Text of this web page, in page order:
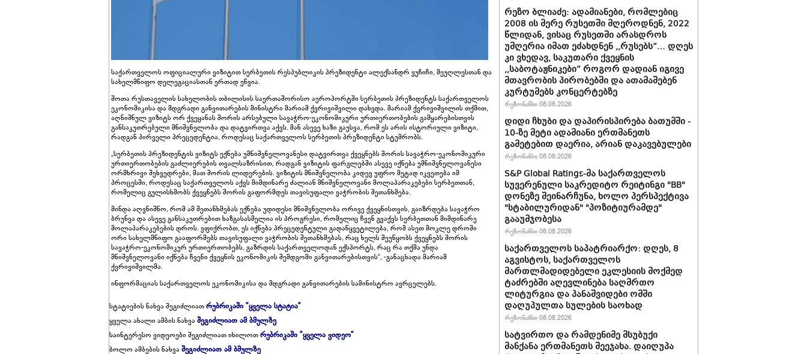
საქართველოს ოფიციალური ვიზიტით სერბეთის რესპუბლიკის პრეზიდენტი ალექსანდრ ვუჩიჩი, მეუღლესთან და
სახელმწიფო დელეგაციასთან ერთად ეწვია.
შოთა რუსთაველის სახელობის თბილისის საერთაშორისო აეროპორტში სერბეთის პრეზიდენტს საქართველოს
ეკონომიკისა და მდგრადი განვითარების მინისტრი მარიამ ქვრივიშვილი დახვდა. მარიამ ქვრივიშვილის თქმით,
აღნიშნულ ვიზიტს ორ ქვეყანას შორის არსებული სავაჭრო-ეკონომიკური ურთიერთობების გამყარებისთვის
განსაკუთრებული მნიშვნელობა და დატვირთვა აქვს. მან ასევე ხაზი გაუსვა, რომ ეს არის ისტორიული ვიზიტი,
რადგან პირველი პრეცედენტია, როდესაც საქართველოს სერბეთის პრეზიდენტი სტუმრობს.
„სერბეთის პრეზიდენტის ვიზიტს ექნება უმნიშვნელოვანესი დატვირთვა ქვეყნებს შორის სავაჭრო-ეკონომიკური
ურთიერთობების გაძლიერების თვალსაზრისით, რადგან ვიზიტის ფარგლებში ასევე იქნება უმნიშვნელოვანესი
ორმხრივი შეხვედრები, მათ შორის ლიდერების. ვიზიტის მნიშვნელობა კიდევ უფრო მეტად იკვეთება იმ
პროცესში, როდესაც საქართველოს აქვს მიმდინარე ძალიან მნიშვნელოვანი მოლაპარაკებები სერბეთთან,
რომელიც გულისხმობს ქვეყნებს შორის გაფორმდეს თავისუფალი ვაჭრობის შეთანხმება.
მინდა აღვნიშნო, რომ ამ შეთანხმებას ექნება უდიდესი მნიშვნელობა ორივე ქვეყნისთვის, გაიზრდება სავაჭრო
ბრუნვა და ასევე განსაკუთრებით ხაზგასასმელია ის პროგრესი, რომელიც ჩვენ გვაქვს სერბეთთან მიმდინარე
მოლაპარაკებების დროს. ვფიქრობთ, ეს იქნება პრეცედენტული გადაწყვეტილება, რომ ასეთ მოკლე დროში
ორი სახელმწიფო გააფორმებს თავისუფალი ვაჭრობის შეთანხმებას, რაც ხელს შეუწყობს ქვეყნებს შორის
სავაჭრო-ეკონომიკურ ურთიერთობებს, გაზრდის საქართველოდან ექსპორტს, რაც რა თქმა უნდა
მნიშვნელოვანი იქნება ჩვენი ქვეყნის ეკონომიკის შემდგომი განვითარებისთვის“, -განაცხადა მარიამ
ქვრივიშვილმა.
ინფორმაციას საქართველოს ეკონომიკისა და მდგრადი განვითარების სამინისტრო ავრცელებს.
სტატიების ნახვა შეგიძლიათრუბრიკაში "ყველა სტატია"
ყველა ახალი ამბის ნახვაშეგიძლიათ ამ ბმულზე
საინტერესო ვიდეოები შეგიძლიათ იხილოთრუბრიკაში "ყველა ვიდეო"
ბოლო ამბების ნახვაშეგიძლიათ ამ ბმულზე
რეზო ბლიაძე: ადამიანები, რომლებიც
2008 ის მერე რუსეთში მღეროდნენ, 2022
წლიდან, ვისაც რუსეთში არასდროს
უმღერია იმათ ეძახდნენ ,,რუსებს”… დღეს
კი ვხედავ, საკუთარი ქვეყნის
,,საბოტაჟნიკები” როგორ დადიან იგივე
მთავრობის პირობებში და ათამაშებენ
კურტუმებს კონცერტებზე
რეზონანსი 08.08.2026
დიდი ჩხუბი და დაპირისპირება ბათუმში -
10-ზე მეტი ადამიანი ერთმანეთს
გამეტებით დაერია, არიან დაკავებულები
რეზონანსი 08.08.2026
S&P Global Ratings-მა საქართველოს
სუვერენული საკრედიტო რეიტინგი "BB"
დონეზე შეინარჩუნა, ხოლო პერსპექტივა
"სტაბილურიდან" "პოზიტიურამდე"
გააუმჯობესა
რეზონანსი 08.08.2026
საქართველოს საპატრიარქო: დღეს, 8
აგვისტოს, საქართველოს
მართლმადიდებელი ეკლესიის მოქმედ
ტაძრებში აღევლინება საღმრთო
ლიტურგია და პანაშვიდები ომში
დაღუპულთა სულების საოხად
რეზონანსი 08.08.2026
სატვირთო და რამდენიმე მსუბუქი
მანქანა ერთმანეთს შეეჯახა. დაიღუპა